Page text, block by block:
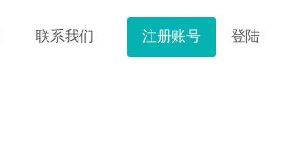
联系我们 注册账号 登陆